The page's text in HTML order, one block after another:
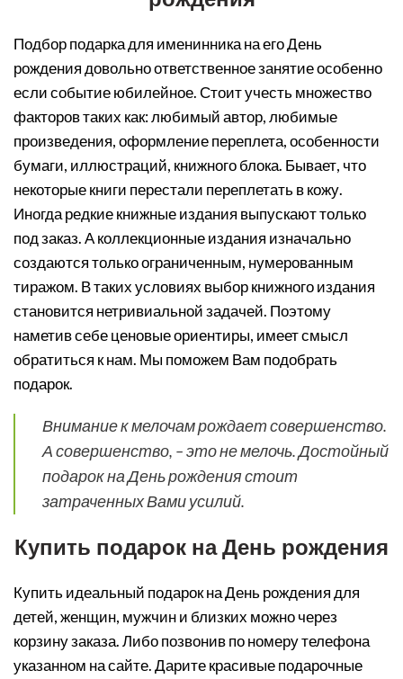
Подбор подарка для именинника на его День
рождения довольно ответственное занятие особенно
если событие юбилейное. Стоит учесть множество
факторов таких как: любимый автор, любимые
произведения, оформление переплета, особенности
бумаги, иллюстраций, книжного блока. Бывает, что
некоторые книги перестали переплетать в кожу.
Иногда редкие книжные издания выпускают только
под заказ. А коллекционные издания изначально
создаются только ограниченным, нумерованным
тиражом. В таких условиях выбор книжного издания
становится нетривиальной задачей. Поэтому
наметив себе ценовые ориентиры, имеет смысл
обратиться к нам. Мы поможем Вам подобрать
подарок.
Внимание к мелочам рождает совершенство.
А совершенство, – это не мелочь. Достойный
подарок на День рождения стоит
затраченных Вами усилий.
Купить подарок на День рождения
Купить идеальный подарок на День рождения для
детей, женщин, мужчин и близких можно через
корзину заказа. Либо позвонив по номеру телефона
указанном на сайте. Дарите красивые подарочные